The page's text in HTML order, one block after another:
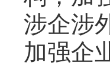
涉企涉
加强企